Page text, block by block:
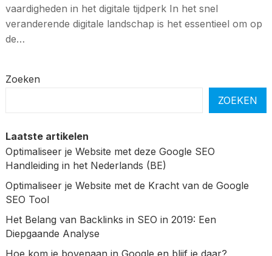
vaardigheden in het digitale tijdperk In het snel
veranderende digitale landschap is het essentieel om op
de…
Zoeken
ZOEKEN
Laatste artikelen
Optimaliseer je Website met deze Google SEO
Handleiding in het Nederlands (BE)
Optimaliseer je Website met de Kracht van de Google
SEO Tool
Het Belang van Backlinks in SEO in 2019: Een
Diepgaande Analyse
Hoe kom je bovenaan in Google en blijf je daar?